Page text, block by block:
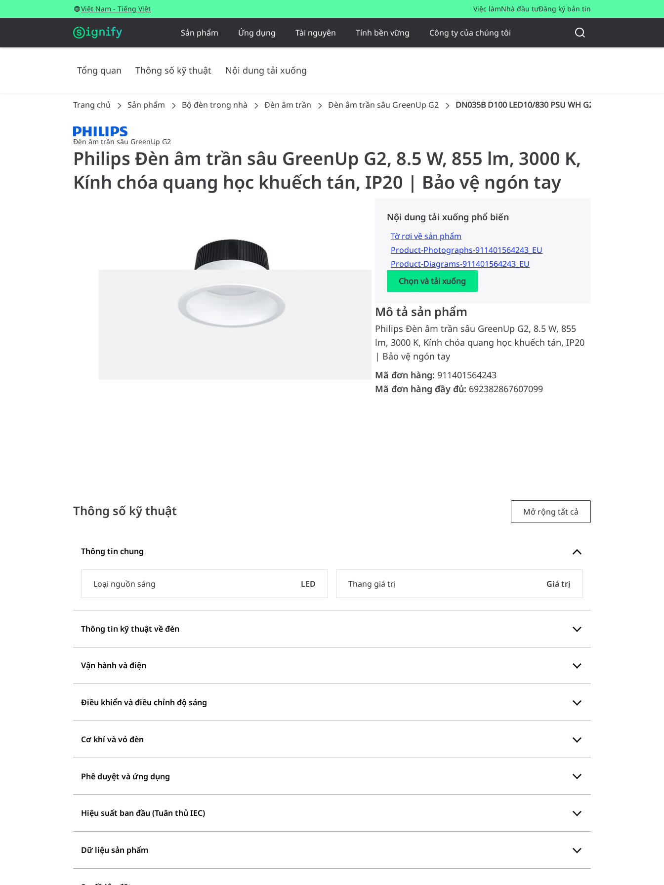
Việt Nam - Tiếng Việt Việc làmNhà đầu tưĐăng ký bản tin
Sản phẩm Ứng dụng Tài nguyên Tính bền vững Công ty của chúng tôi
Tổng quan Thông số kỹ thuật Nội dung tải xuống
Trang chủ Sản phẩm Bộ đèn trong nhà Đèn âm trần Đèn âm trần sâu GreenUp G2 DN035B D100 LED10/830 PSU WH G2
Đèn âm trần sâu GreenUp G2
Philips Đèn âm trần sâu GreenUp G2, 8.5 W, 855 lm, 3000 K,
Kính chóa quang học khuếch tán, IP20 | Bảo vệ ngón tay
Nội dung tải xuống phổ biến
Tờ rơi về sản phẩm
Product-Photographs-911401564243_EU
Product-Diagrams-911401564243_EU
Chọn và tải xuống
Mô tả sản phẩm
Philips Đèn âm trần sâu GreenUp G2, 8.5 W, 855
lm, 3000 K, Kính chóa quang học khuếch tán, IP20
| Bảo vệ ngón tay
Mã đơn hàng: 911401564243
Mã đơn hàng đầy đủ: 692382867607099
Thông số kỹ thuật Mở rộng tất cả
Thông tin chung
Loại nguồn sáng LED Thang giá trị Giá trị
Thông tin kỹ thuật về đèn
Vận hành và điện
Điều khiển và điều chỉnh độ sáng
Cơ khí và vỏ đèn
Phê duyệt và ứng dụng
Hiệu suất ban đầu (Tuân thủ IEC)
Dữ liệu sản phẩm